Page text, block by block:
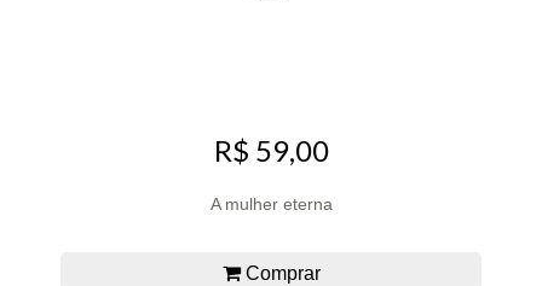
R$ 59,00
A mulher eterna
Comprar